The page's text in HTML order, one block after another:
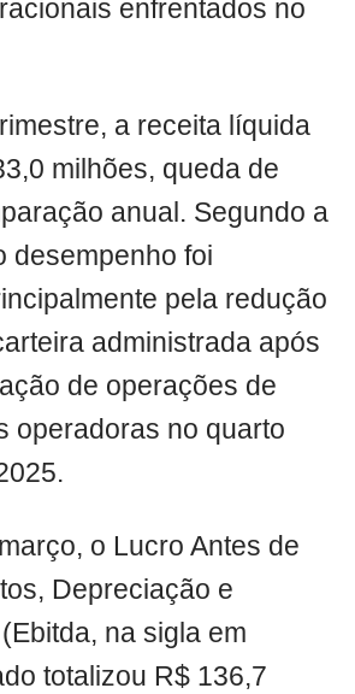
enfrentados no
a receita líquida
milhões, queda de
anual. Segundo a
desempenho foi
pela redução
administrada após
de operações de
operadoras no quarto
o Lucro Antes de
Depreciação e
na sigla em
totalizou R$ 136,7